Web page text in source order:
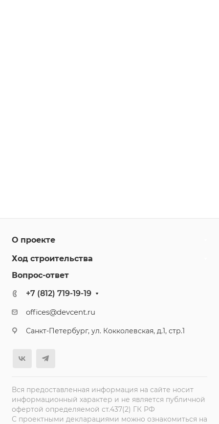
О проекте
Ход строительства
Вопрос-ответ
+7 (812) 719-19-19
offices@devcent.ru
Санкт-Петербург, ул. Кокколевская, д.1, стр.1
Вся предоставленная информация на сайте носит
информационный характер и не является публичной
офертой определяемой ст.437(2) ГК РФ
С проектными декларациями можно ознакомиться на